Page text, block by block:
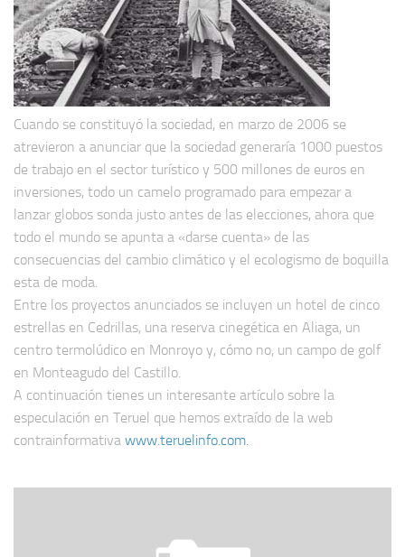
Cuando se constituyó la sociedad, en marzo de 2006 se
atrevieron a anunciar que la sociedad generaría 1000 puestos
de trabajo en el sector turístico y 500 millones de euros en
inversiones, todo un camelo programado para empezar a
lanzar globos sonda justo antes de las elecciones, ahora que
todo el mundo se apunta a «darse cuenta» de las
consecuencias del cambio climático y el ecologismo de boquilla
esta de moda.
Entre los proyectos anunciados se incluyen un hotel de cinco
estrellas en Cedrillas, una reserva cinegética en Aliaga, un
centro termolúdico en Monroyo y, cómo no, un campo de golf
en Monteagudo del Castillo.
A continuación tienes un interesante artículo sobre la
especulación en Teruel que hemos extraído de la web
contrainformativa www.teruelinfo.com.